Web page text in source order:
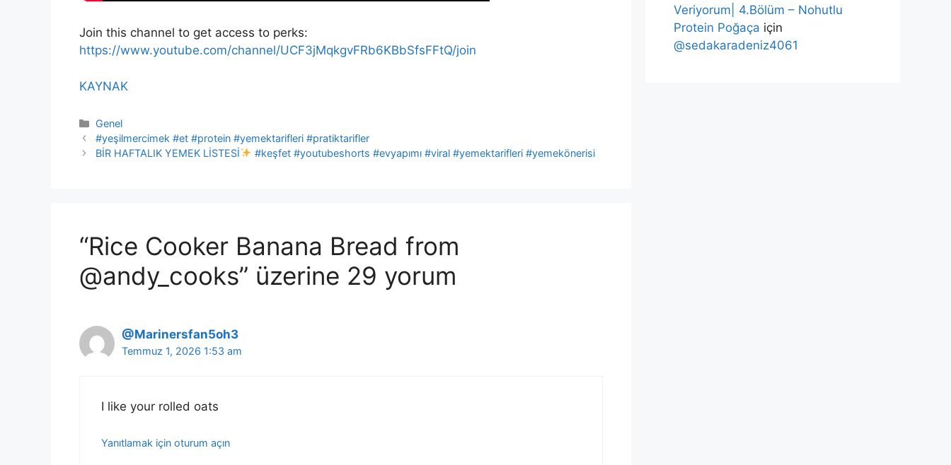
Join this channel to get access to perks:
https://www.youtube.com/channel/UCF3jMqkgvFRb6KBbSfsFFtQ/join
KAYNAK
Kategoriler
Genel
#yeşilmercimek #et #protein #yemektarifleri #pratiktarifler
BİR HAFTALIK YEMEK LİSTESİ
#keşfet #youtubeshorts #evyapımı #viral #yemektarifleri #yemekönerisi
“Rice Cooker Banana Bread from
@andy_cooks” üzerine 29 yorum
@Marinersfan5oh3
Temmuz 1, 2026 1:53 am
I like your rolled oats
Yanıtlamak için oturum açın
Veriyorum| 4.Bölüm – Nohutlu
Protein Poğaça için
@sedakaradeniz4061